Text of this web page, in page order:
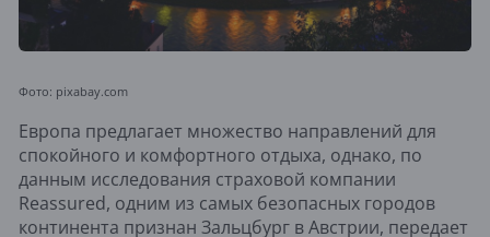
Фото: pixabay.com
Европа предлагает множество направлений для
спокойного и комфортного отдыха, однако, по
данным исследования страховой компании
Reassured, одним из самых безопасных городов
континента признан Зальцбург в Австрии, передает